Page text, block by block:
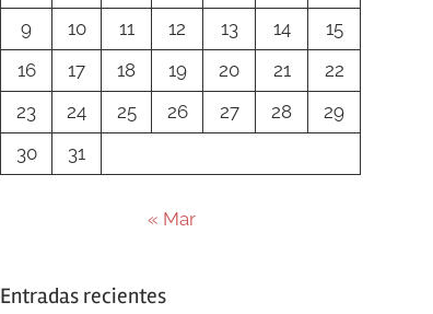
9
10 11 12 13 14
15
16
17 18 19 20 21
22
23
24 25 26 27 28
29
30
31
« Mar
Entradas recientes